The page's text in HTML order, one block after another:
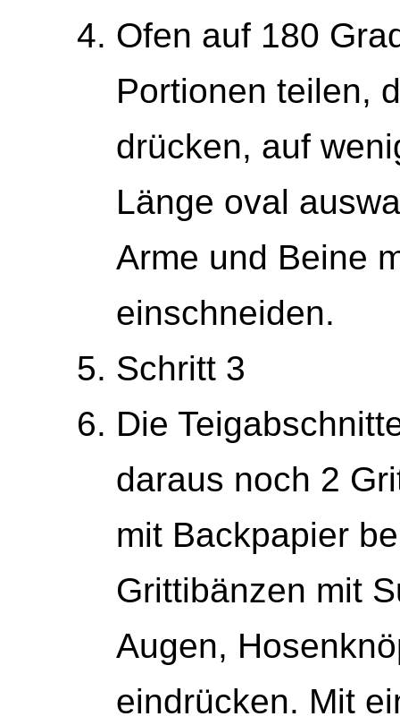
Ofen auf 180
Portionen teilen,
drücken, auf
Länge oval
Arme und Beine
einschnei­den.
Schritt 3
Die
daraus noch 2
mit Backpapier
Grittibänzen mit
Augen,
eindrücken. Mit